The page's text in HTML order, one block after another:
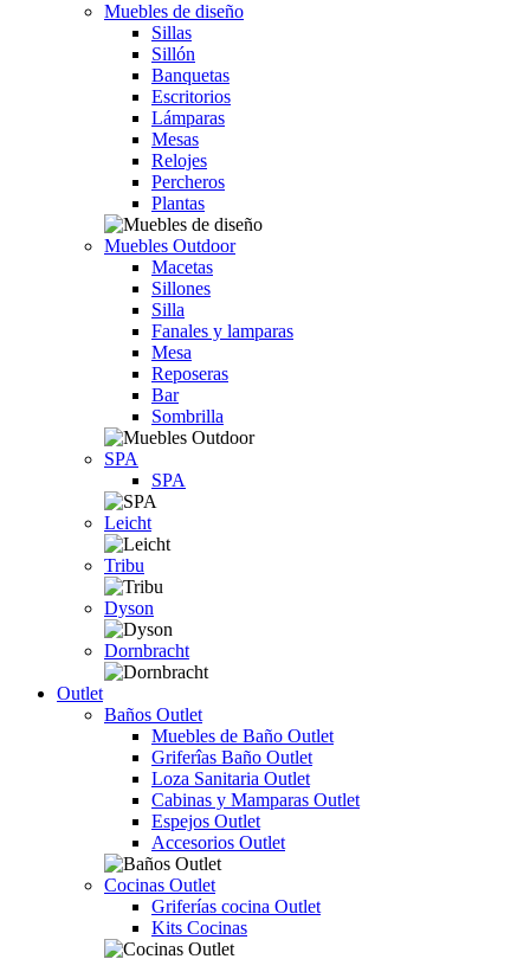
Muebles de diseño
Sillas
Sillón
Banquetas
Escritorios
Lámparas
Mesas
Relojes
Percheros
Plantas
Muebles Outdoor
Macetas
Sillones
Silla
Fanales y lamparas
Mesa
Reposeras
Bar
Sombrilla
SPA
SPA
Leicht
Tribu
Dyson
Dornbracht
Outlet
Baños Outlet
Muebles de Baño Outlet
Griferîas Baño Outlet
Loza Sanitaria Outlet
Cabinas y Mamparas Outlet
Espejos Outlet
Accesorios Outlet
Cocinas Outlet
Griferías cocina Outlet
Kits Cocinas